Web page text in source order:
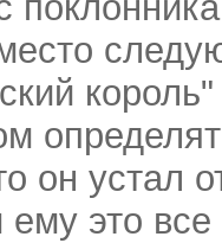
он устал
ему это